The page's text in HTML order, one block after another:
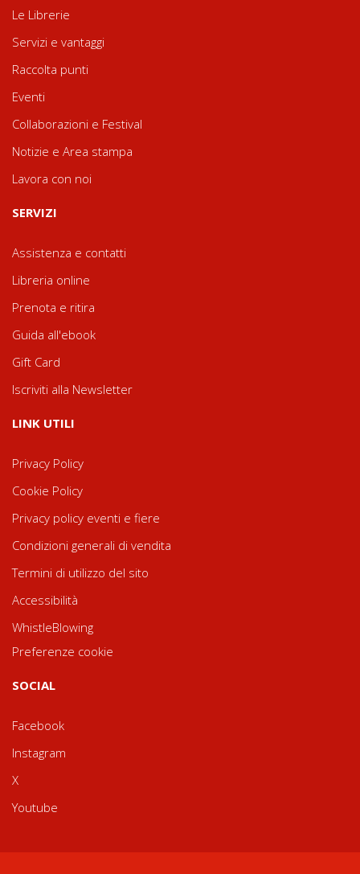
Le Librerie
Servizi e vantaggi
Raccolta punti
Eventi
Collaborazioni e Festival
Notizie e Area stampa
Lavora con noi
SERVIZI
Assistenza e contatti
Libreria online
Prenota e ritira
Guida all'ebook
Gift Card
Iscriviti alla Newsletter
LINK UTILI
Privacy Policy
Cookie Policy
Privacy policy eventi e fiere
Condizioni generali di vendita
Termini di utilizzo del sito
Accessibilità
WhistleBlowing
Preferenze cookie
SOCIAL
Facebook
Instagram
X
Youtube